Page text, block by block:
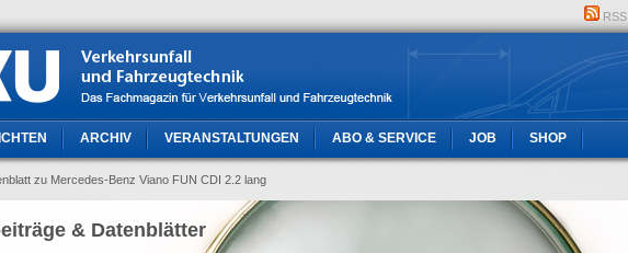
RSS
ARCHIV VERANSTALTUNGEN ABO & SERVICE JOB SHOP
zu Mercedes-Benz Viano FUN CDI 2.2 lang
& Datenblätter